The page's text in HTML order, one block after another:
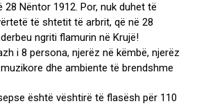
Nëntor 1912. Por, nuk duhet të
të shtetit të arbrit, që në 28
ngriti flamurin në Krujë!
është vështirë të flasësh për 110